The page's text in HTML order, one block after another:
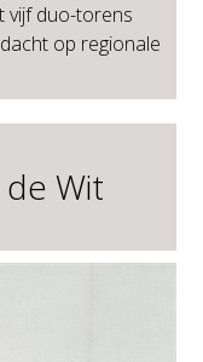
vijf duo-torens
op regionale
Wit